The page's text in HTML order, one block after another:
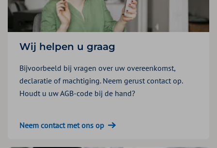
Wij helpen u graag
Bijvoorbeeld bij vragen over uw overeenkomst,
declaratie of machtiging. Neem gerust contact op.
Houdt u uw AGB-code bij de hand?
Neem contact met ons op